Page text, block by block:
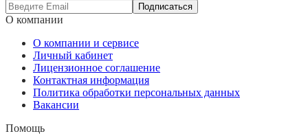
Подписаться
О компании
О компании и сервисе
Личный кабинет
Лицензионное соглашение
Контактная информация
Политика обработки персональных данных
Вакансии
Помощь